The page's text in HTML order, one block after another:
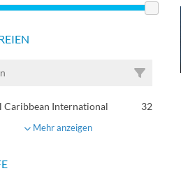
Caribbean International 32
Mehr anzeigen